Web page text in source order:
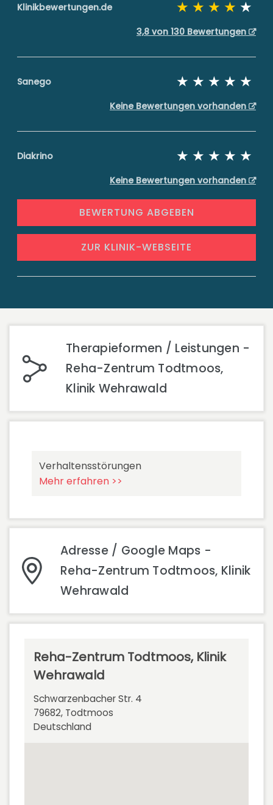
Klinikbewertungen.de
3,8 von 130 Bewertungen
Sanego
Keine Bewertungen vorhanden
Diakrino
Keine Bewertungen vorhanden
BEWERTUNG ABGEBEN
ZUR KLINIK-WEBSEITE
Therapieformen / Leistungen -
Reha-Zentrum Todtmoos,
Klinik Wehrawald
Verhaltensstörungen
Mehr erfahren >>
Adresse / Google Maps -
Reha-Zentrum Todtmoos, Klinik
Wehrawald
Reha-Zentrum Todtmoos, Klinik
Wehrawald
Schwarzenbacher Str. 4
79682, Todtmoos
Deutschland